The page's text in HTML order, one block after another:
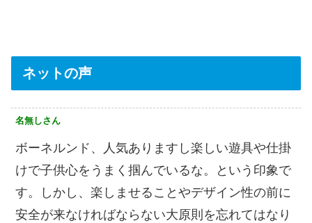
ネットの声
名無しさん
ボーネルンド、人気ありますし楽しい遊具や仕掛
けで子供心をうまく掴んでいるな。という印象で
す。しかし、楽しませることやデザイン性の前に
安全が来なければならない大原則を忘れてはなり